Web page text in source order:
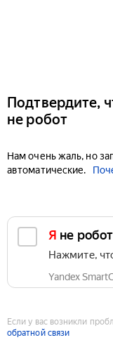
Подтвердите,
не робот
Нам очень жаль, но
автоматические.
Я не робот
Нажмите,
Yandex
Если у вас возникли
обратной связи